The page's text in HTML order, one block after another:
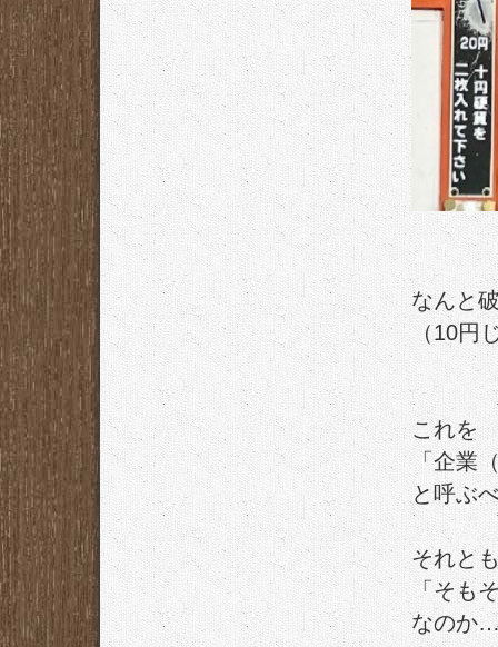
なんと
（10円
これを
「企業
と呼ぶ
それと
「そも
なのか